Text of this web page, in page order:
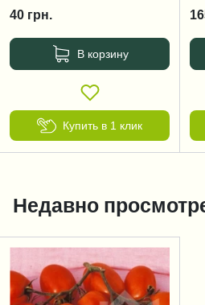
40 грн.
В корзину
Купить в 1 клик
Недавно